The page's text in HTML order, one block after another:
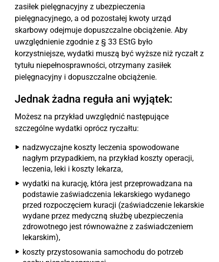
zasiłek pielęgnacyjny z ubezpieczenia
pielęgnacyjnego, a od pozostałej kwoty urząd
skarbowy odejmuje dopuszczalne obciążenie. Aby
uwzględnienie zgodnie z § 33 EStG było
korzystniejsze, wydatki muszą być wyższe niż ryczałt z
tytułu niepełnosprawności, otrzymany zasiłek
pielęgnacyjny i dopuszczalne obciążenie.
Jednak żadna reguła ani wyjątek:
Możesz na przykład uwzględnić następujące
szczególne wydatki oprócz ryczałtu:
nadzwyczajne koszty leczenia spowodowane
nagłym przypadkiem, na przykład koszty operacji,
leczenia, leki i koszty lekarza,
wydatki na kurację, która jest przeprowadzana na
podstawie zaświadczenia lekarskiego wydanego
przed rozpoczęciem kuracji (zaświadczenie lekarskie
wydane przez medyczną służbę ubezpieczenia
zdrowotnego jest równoważne z zaświadczeniem
lekarskim),
koszty przystosowania samochodu do potrzeb